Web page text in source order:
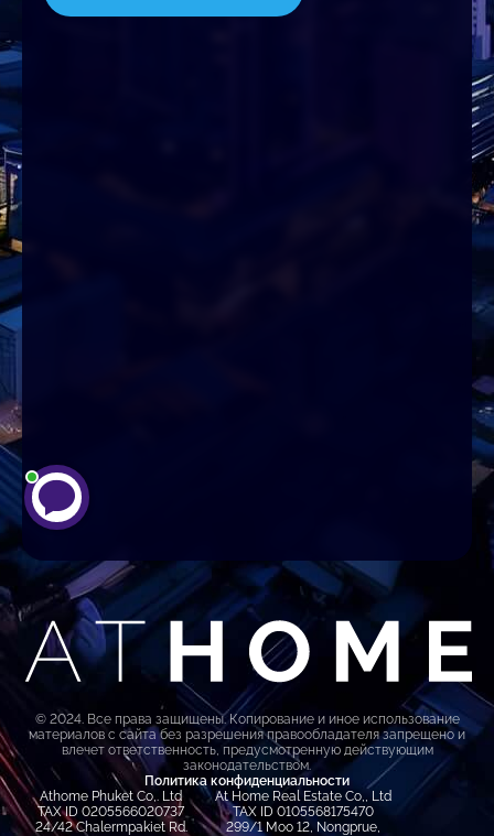
Политика конфиденциальности
© 2024. Все права защищены. Копирование и иное использование
материалов с сайта без разрешения правообладателя запрещено и
влечет ответственность, предусмотренную действующим
законодательством.
Athome Phuket Co,. Ltd
TAX ID 0205566020737
24/42 Chalermpakiet Rd.
At Home Real Estate Co,, Ltd
TAX ID 0105568175470
299/1 Moo 12, Nongprue,